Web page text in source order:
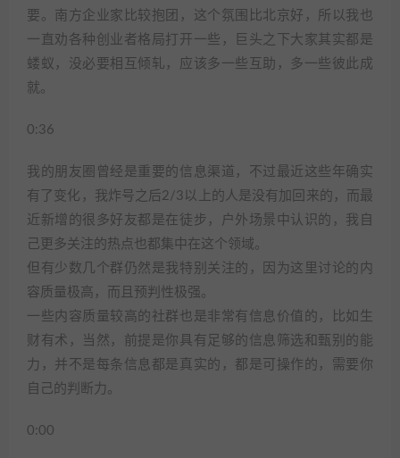
要。南方企业家比较抱团，这个氛围比北京好，所以我也
一直劝各种创业者格局打开一些，巨头之下大家其实都是
蝼蚁，没必要相互倾轧，应该多一些互助，多一些彼此成
就。
0:36
我的朋友圈曾经是重要的信息渠道，不过最近这些年确实
有了变化，我炸号之后2/3以上的人是没有加回来的，而最
近新增的很多好友都是在徒步，户外场景中认识的，我自
己更多关注的热点也都集中在这个领域。
但有少数几个群仍然是我特别关注的，因为这里讨论的内
容质量极高，而且预判性极强。
一些内容质量较高的社群也是非常有信息价值的，比如生
财有术，当然，前提是你具有足够的信息筛选和甄别的能
力，并不是每条信息都是真实的，都是可操作的，需要你
自己的判断力。
0:00